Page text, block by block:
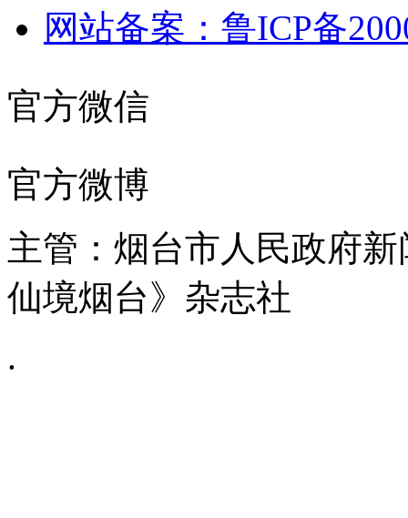
网站备案：鲁ICP备
官方微信
官方微博
主管：烟台市人民政府
仙境烟台》杂志社
.